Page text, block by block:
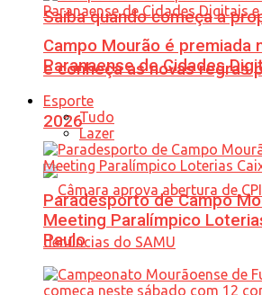
Saiba quando começa a
e conheça as novas regras
2026
Campo Mourão é premiada
Paranaense de Cidades
Esporte
Tudo
Lazer
Paradesporto de Campo
Meeting Paralímpico
Paulo